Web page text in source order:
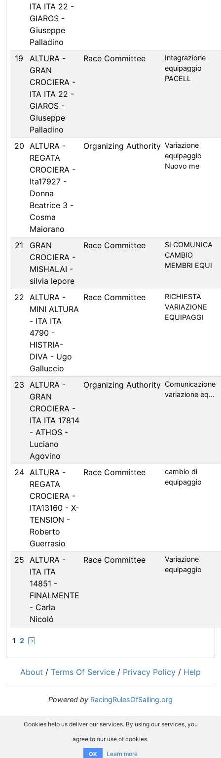
ITA ITA 22 -
GIAROS -
Giuseppe
Palladino
19
ALTURA -
GRAN
CROCIERA -
ITA ITA 22 -
GIAROS -
Giuseppe
Palladino
Race Committee
Integrazione
equipaggio
PACELL
20 ALTURA -
REGATA
CROCIERA -
Ita17927 -
Donna
Beatrice 3 -
Cosma
Maiorano
Organizing Authority Variazione
equipaggio
Nuovo me
21
GRAN
CROCIERA -
MISHALAI -
silvia lepore
Race Committee
SI COMUNICA
CAMBIO
MEMBRI EQUI
22 ALTURA -
MINI ALTURA
- ITA ITA
4790 -
HISTRIA-
DIVA - Ugo
Galluccio
Race Committee
RICHIESTA
VARIAZIONE
EQUIPAGGI
23 ALTURA -
GRAN
CROCIERA -
ITA ITA 17814
- ATHOS -
Luciano
Agovino
Organizing Authority Comunicazione
variazione eq...
24 ALTURA -
REGATA
CROCIERA -
ITA13160 - X-
TENSION -
Roberto
Guerrasio
Race Committee
cambio di
equipaggio
25 ALTURA -
ITA ITA
14851 -
FINALMENTE
- Carla
Nicoló
Race Committee
Variazione
equipaggio
1 2
About / Terms Of Service / Privacy Policy / Help
Powered by RacingRulesOfSailing.org
Cookies help us deliver our services. By using our services, you
agree to our use of cookies.
OK Learn more